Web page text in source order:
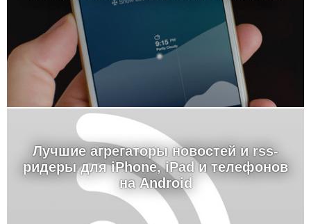
Лучшие агрегаторы новостей и rss-
ридеры для iPhone, iPad и телефонов
на Android